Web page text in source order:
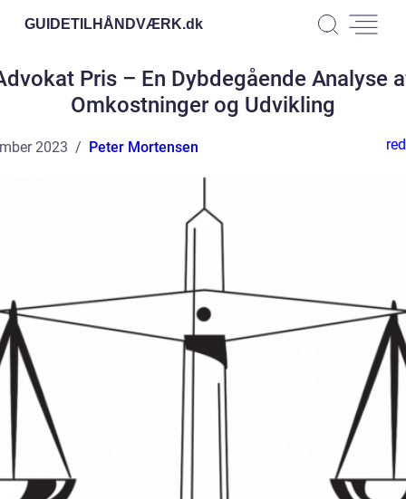
GUIDETILHÅNDVÆRK.dk
Pris – En Dybdegående Analyse
Omkostninger og Udvikling
2023 Peter Mortensen